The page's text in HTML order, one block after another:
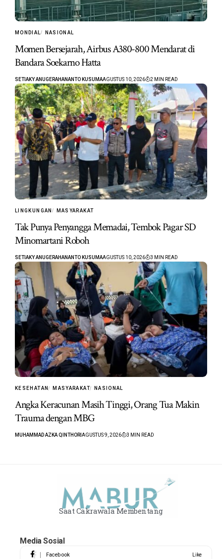
MONDIAL NASIONAL
Momen Bersejarah, Airbus A380-800 Mendarat di
Bandara Soekarno Hatta
SETIAKY ANUGERAHANANTO KUSUMAAGUSTUS 10, 2026 2 MIN READ
LINGKUNGAN MASYARAKAT
Tak Punya Penyangga Memadai, Tembok Pagar SD
Minomartani Roboh
SETIAKY ANUGERAHANANTO KUSUMAAGUSTUS 10, 2026 3 MIN READ
KESEHATAN MASYARAKAT NASIONAL
Angka Keracunan Masih Tinggi, Orang Tua Makin
Trauma dengan MBG
MUHAMMAD AZKA QINTHORI AGUSTUS 9, 2026 3 MIN READ
Saat Cakrawala Membentang
Media Sosial
Facebook Like